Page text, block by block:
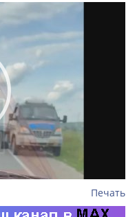
Печать